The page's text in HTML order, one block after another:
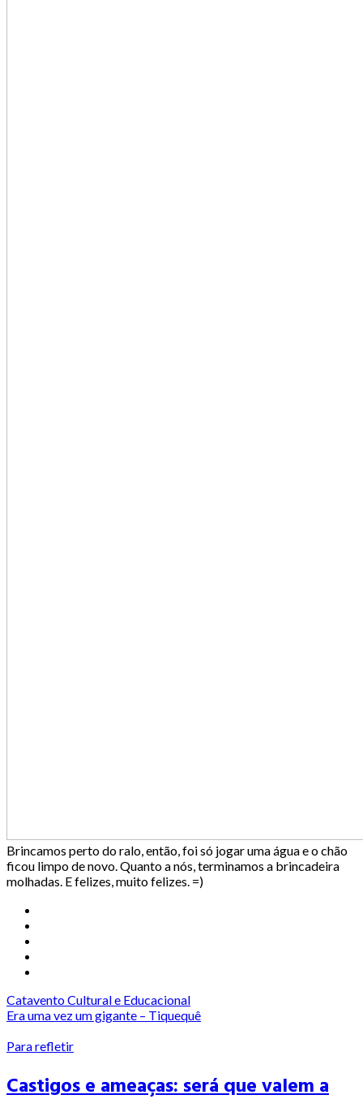
Brincamos perto do ralo, então, foi só jogar uma água e o chão
ficou limpo de novo. Quanto a nós, terminamos a brincadeira
molhadas. E felizes, muito felizes. =)
Catavento Cultural e Educacional
Era uma vez um gigante – Tiquequê
Para refletir
Castigos e ameaças: será que valem a